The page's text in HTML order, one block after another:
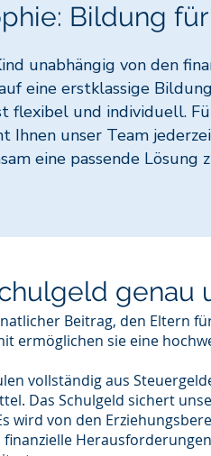
Bildung
unabhängig von den
eine erstklassige
flexibel und individuell.
Ihnen unser Team
eine passende Lösung
genau
Beitrag, den Eltern
ermöglichen sie eine
vollständig aus
Das Schulgeld sichert
wird von den
finanzielle